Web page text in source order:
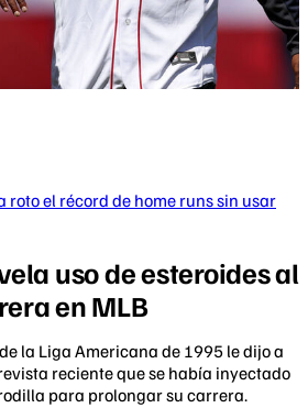
el récord de home runs sin usar
uso de esteroides al
en MLB
la Liga Americana de 1995 le dijo a
reciente que se había inyectado
para prolongar su carrera.